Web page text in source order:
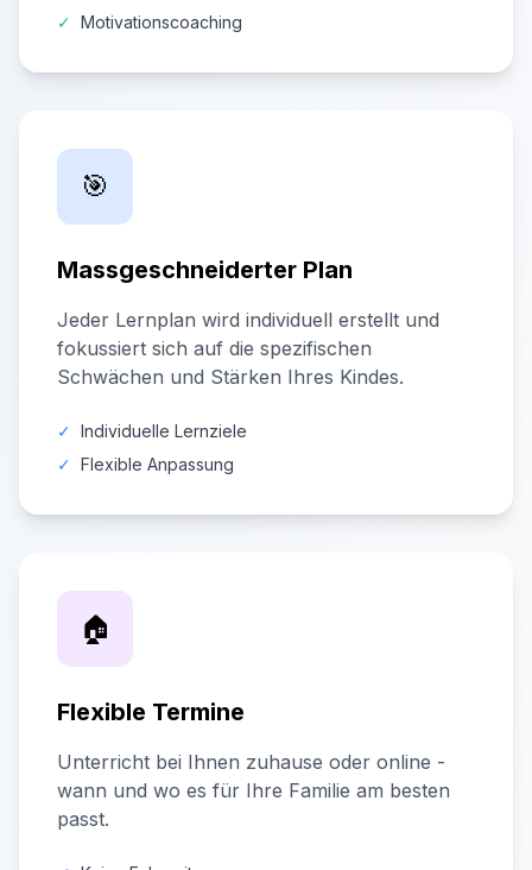
✓ Motivationscoaching
🎯
Massgeschneiderter Plan
Jeder Lernplan wird individuell erstellt und
fokussiert sich auf die spezifischen
Schwächen und Stärken Ihres Kindes.
✓ Individuelle Lernziele
✓ Flexible Anpassung
🏠
Flexible Termine
Unterricht bei Ihnen zuhause oder online -
wann und wo es für Ihre Familie am besten
passt.